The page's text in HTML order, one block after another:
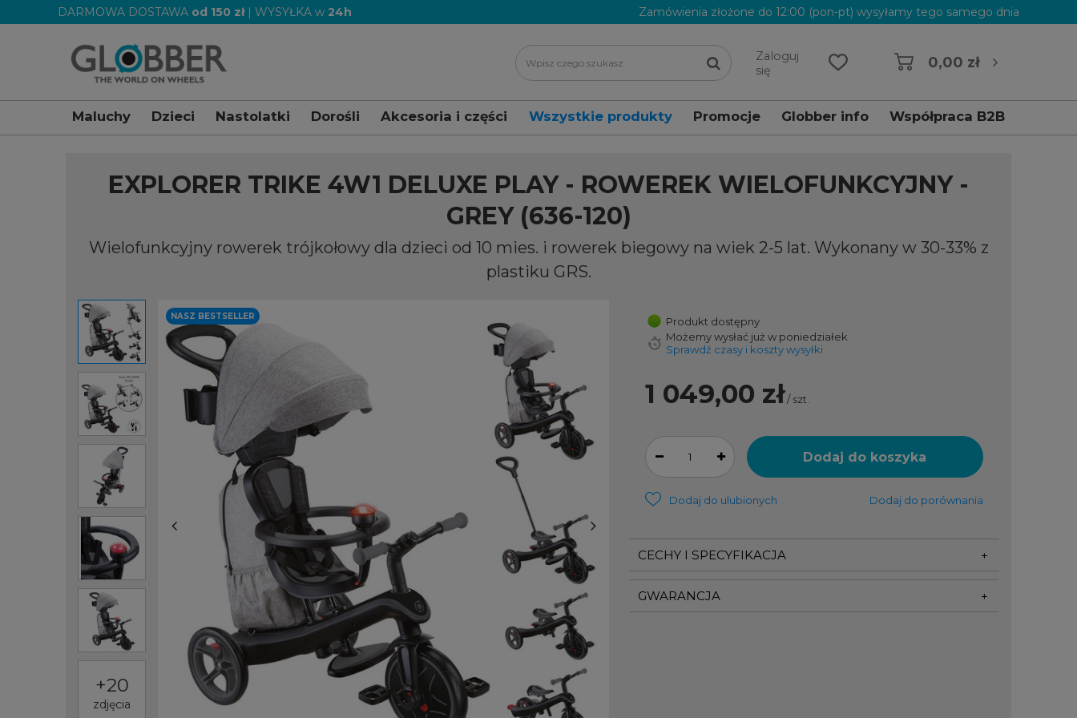
DARMOWA DOSTAWA od 150 zł| WYSYŁKA w 24h Zamówienia złożone do 12:00 (pon-pt) wysyłamy tego samego dnia
Zaloguj
się
0,00 zł
Maluchy Dzieci Nastolatki Dorośli Akcesoria i części Wszystkie produkty Promocje Globber info Współpraca B2B
EXPLORER TRIKE 4W1 DELUXE PLAY - ROWEREK WIELOFUNKCYJNY -
GREY (636-120)
Wielofunkcyjny rowerek trójkołowy dla dzieci od 10 mies. i rowerek biegowy na wiek 2-5 lat. Wykonany w 30-33% z
plastiku GRS.
+20
zdjęcia
NASZ BESTSELLER
Produkt dostępny
Możemy wysłać już w poniedziałek
Sprawdź czasy i koszty wysyłki
1 049,00 zł/szt.
Dodaj do koszyka
Dodaj do ulubionych Dodaj do porównania
CECHY I SPECYFIKACJA
GWARANCJA